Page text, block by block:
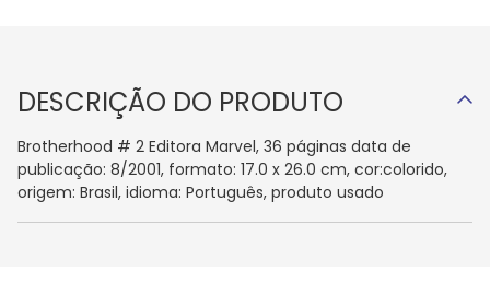
DESCRIÇÃO DO PRODUTO
Brotherhood # 2 Editora Marvel, 36 páginas data de
publicação: 8/2001, formato: 17.0 x 26.0 cm, cor:colorido,
origem: Brasil, idioma: Português, produto usado